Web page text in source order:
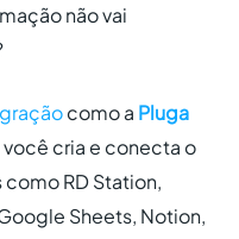
não vai
como a Pluga
cria e conecta o
RD Station,
Sheets, Notion,